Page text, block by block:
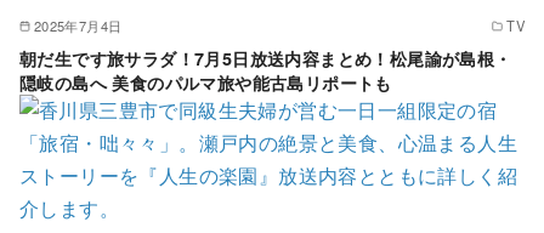
2025年7月4日 TV
朝だ生です旅サラダ！7月5日放送内容まとめ！松尾諭が島根・
隠岐の島へ 美食のパルマ旅や能古島リポートも